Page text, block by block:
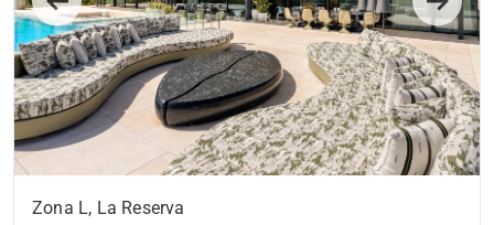
Previous Next
Zona L, La Reserva